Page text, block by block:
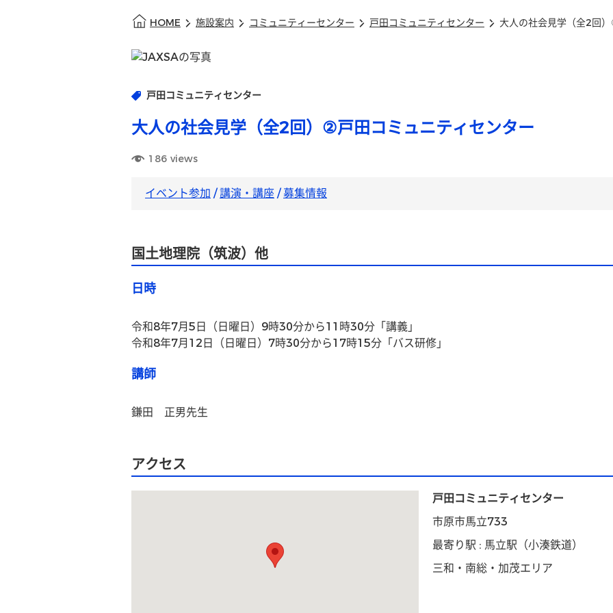
HOME 施設案内 コミュニティーセンター 戸田コミュニティセンター 大人の社会見学（全2回
戸田コミュニティセンター
大人の社会見学（全2回）②戸田コミュニティセンター
186 views
イベント参加 /講演・講座/募集情報
国土地理院（筑波）他
日時
令和8年7月5日（日曜日）9時30分から11時30分「講義」
令和8年7月12日（日曜日）7時30分から17時15分「バス研修」
講師
鎌田　正男先生
アクセス
戸田コミュニティセンター
市原市馬立733
最寄り駅 : 馬立駅（小湊鉄道）
三和・南総・加茂エリア